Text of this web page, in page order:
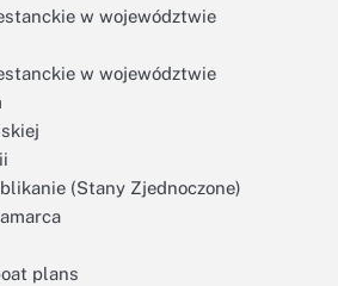
w województwie
w województwie
(Stany Zjednoczone)
plans